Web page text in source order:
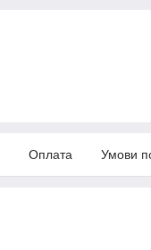
Оплата Умови